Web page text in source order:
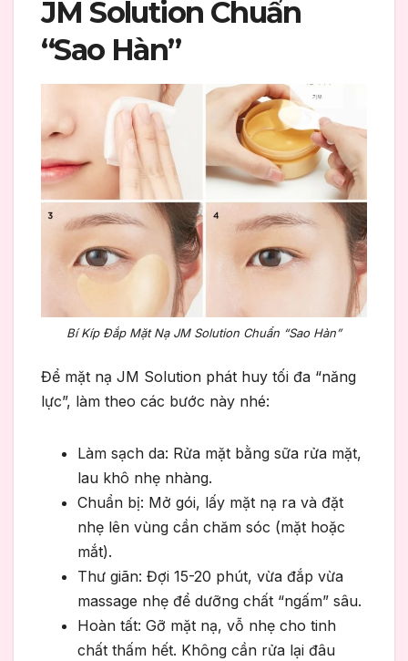
JM Solution Chuẩn
“Sao Hàn”
Bí Kíp Đắp Mặt Nạ JM Solution Chuẩn “Sao Hàn”
Để mặt nạ JM Solution phát huy tối đa “năng
lực”, làm theo các bước này nhé:
Làm sạch da: Rửa mặt bằng sữa rửa mặt,
lau khô nhẹ nhàng.
Chuẩn bị: Mở gói, lấy mặt nạ ra và đặt
nhẹ lên vùng cần chăm sóc (mặt hoặc
mắt).
Thư giãn: Đợi 15-20 phút, vừa đắp vừa
massage nhẹ để dưỡng chất “ngấm” sâu.
Hoàn tất: Gỡ mặt nạ, vỗ nhẹ cho tinh
chất thấm hết. Không cần rửa lại đâu